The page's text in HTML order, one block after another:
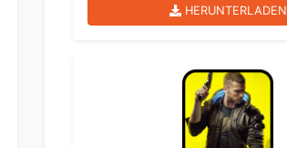
HERUNTERLADEN